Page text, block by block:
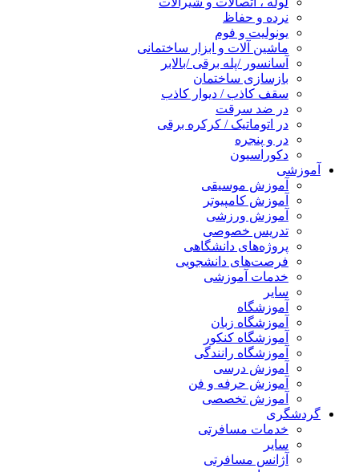
نرده و حفاظ
یونولیت و فوم
ماشین آلات و ابزار ساختمانی
آسانسور /پله برقی /بالابر
بازسازی ساختمان
سقف کاذب / دیوار کاذب
در ضد سرقت
در اتوماتیک / کرکره برقی
در و پنجره
دکوراسیون
آموزشی
آموزش موسیقی
آموزش کامپیوتر
آموزش ورزشی
تدریس خصوصی
پروژه‌های دانشگاهی
فرصت‌های دانشجویی
خدمات آموزشی
سایر
آموزشگاه
آموزشگاه زبان
آموزشگاه کنکور
آموزشگاه رانندگی
آموزش درسی
آموزش حرفه و فن
آموزش تخصصی
گردشگری
خدمات مسافرتی
سایر
آژانس مسافرتی